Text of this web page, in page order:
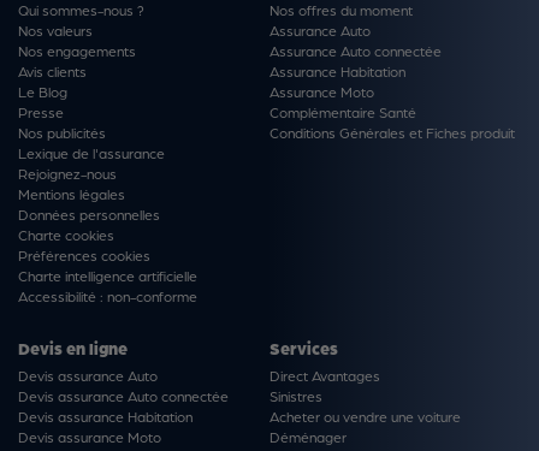
Qui sommes-nous ?
Nos valeurs
Nos engagements
Avis clients
Le Blog
Presse
Nos publicités
Lexique de l'assurance
Rejoignez-nous
Mentions légales
Données personnelles
Charte cookies
Préférences cookies
Charte intelligence artificielle
Accessibilité : non-conforme
Nos offres du moment
Assurance Auto
Assurance Auto connectée
Assurance Habitation
Assurance Moto
Complémentaire Santé
Conditions Générales et Fiches produit
Devis en ligne
Devis assurance Auto
Devis assurance Auto connectée
Devis assurance Habitation
Devis assurance Moto
Services
Direct Avantages
Sinistres
Acheter ou vendre une voiture
Déménager